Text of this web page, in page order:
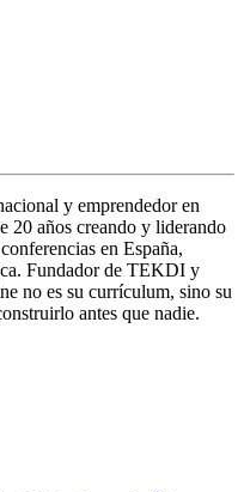
y emprendedor en
20 años creando y liderando
en España,
Fundador de TEKDI y
no es su currículum, sino su
antes que nadie.